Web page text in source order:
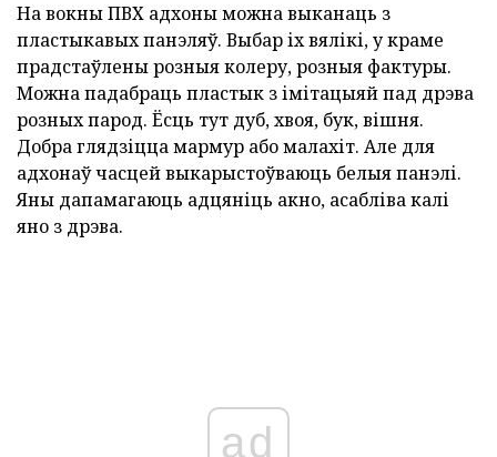
На вокны ПВХ адхоны можна выканаць з
пластыкавых панэляў. Выбар іх вялікі, у краме
прадстаўлены розныя колеру, розныя фактуры.
Можна падабраць пластык з імітацыяй пад дрэва
розных парод. Ёсць тут дуб, хвоя, бук, вішня.
Добра глядзіцца мармур або малахіт. Але для
адхонаў часцей выкарыстоўваюць белыя панэлі.
Яны дапамагаюць адцяніць акно, асабліва калі
яно з дрэва.
ad